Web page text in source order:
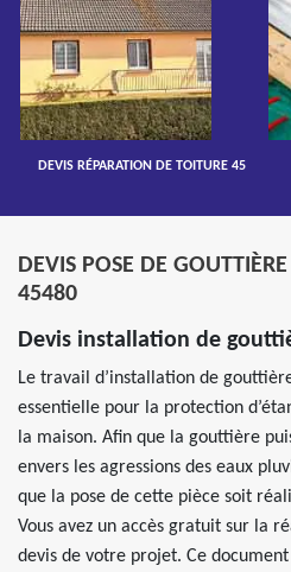
DEVIS RÉPARATION DE TOITURE 45
DEVIS POSE DE
45480
Devis installation de
Le travail d’installation de
essentielle pour la protection
la maison. Afin que la gouttière
envers les agressions des eaux
que la pose de cette pièce soit
Vous avez un accès gratuit sur la
devis de votre projet. Ce